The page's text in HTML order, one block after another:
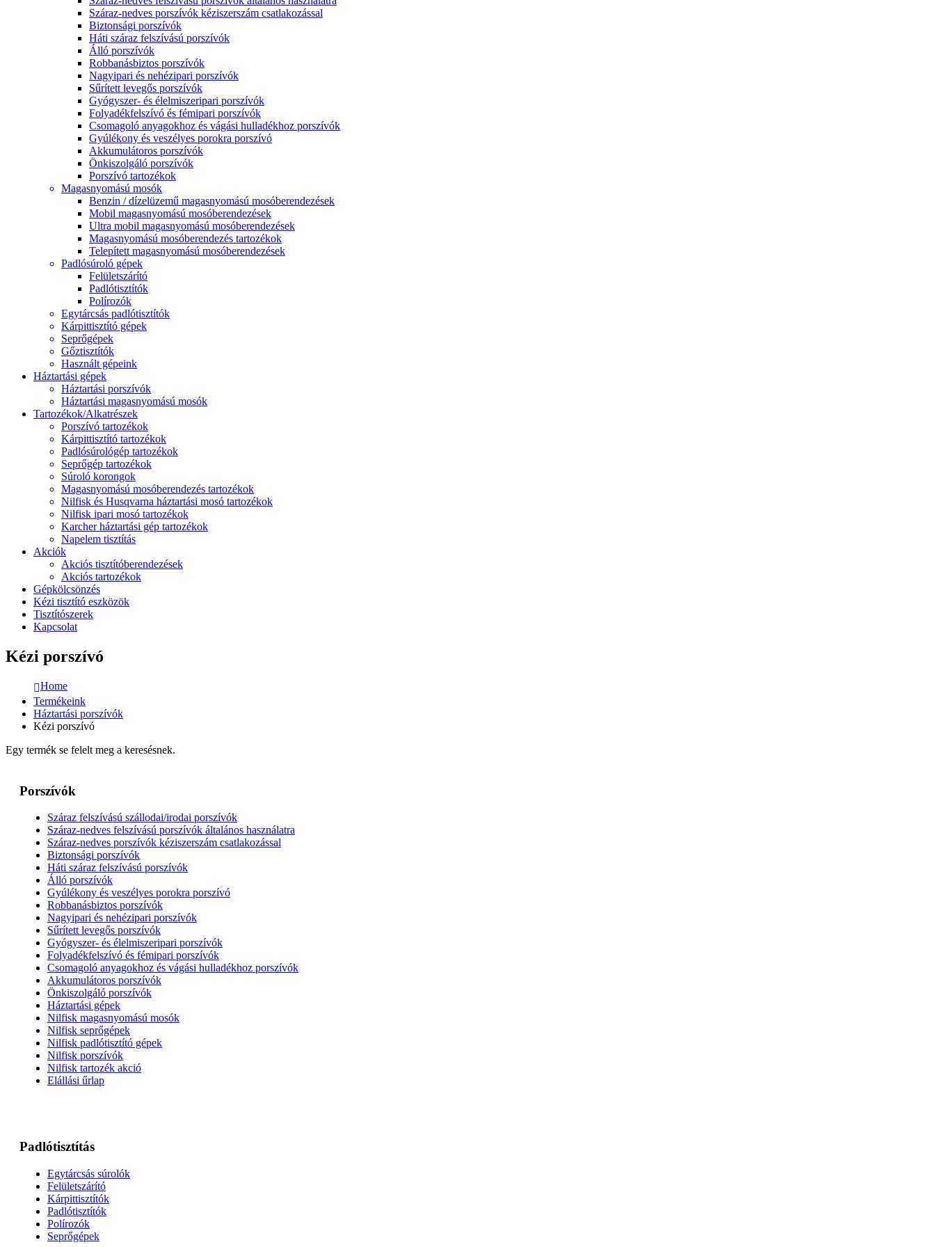
Száraz-nedves porszívók kéziszerszám csatlakozással
Biztonsági porszívók
Háti száraz felszívású porszívók
Álló porszívók
Robbanásbiztos porszívók
Nagyipari és nehézipari porszívók
Sűrített levegős porszívók
Gyógyszer- és élelmiszeripari porszívók
Folyadékfelszívó és fémipari porszívók
Csomagoló anyagokhoz és vágási hulladékhoz porszívók
Gyúlékony és veszélyes porokra porszívó
Akkumulátoros porszívók
Önkiszolgáló porszívók
Porszívó tartozékok
Magasnyomású mosók
Benzin / dízelüzemű magasnyomású mosóberendezések
Mobil magasnyomású mosóberendezések
Ultra mobil magasnyomású mosóberendezések
Magasnyomású mosóberendezés tartozékok
Telepített magasnyomású mosóberendezések
Padlósúroló gépek
Felületszárító
Padlótisztítók
Polírozók
Egytárcsás padlótisztítók
Kárpittisztító gépek
Seprőgépek
Gőztisztítók
Használt gépeink
Háztartási gépek
Háztartási porszívók
Háztartási magasnyomású mosók
Tartozékok/Alkatrészek
Porszívó tartozékok
Kárpittisztító tartozékok
Padlósúrológép tartozékok
Seprőgép tartozékok
Súroló korongok
Magasnyomású mosóberendezés tartozékok
Nilfisk és Husqvarna háztartási mosó tartozékok
Nilfisk ipari mosó tartozékok
Karcher háztartási gép tartozékok
Napelem tisztítás
Akciók
Akciós tisztítóberendezések
Akciós tartozékok
Gépkölcsönzés
Kézi tisztító eszközök
Tisztítószerek
Kapcsolat
Kézi porszívó
Home
Termékeink
Háztartási porszívók
Kézi porszívó
Egy termék se felelt meg a keresésnek.
Porszívók
Száraz felszívású szállodai/irodai porszívók
Száraz-nedves felszívású porszívók általános használatra
Száraz-nedves porszívók kéziszerszám csatlakozással
Biztonsági porszívók
Háti száraz felszívású porszívók
Álló porszívók
Gyúlékony és veszélyes porokra porszívó
Robbanásbiztos porszívók
Nagyipari és nehézipari porszívók
Sűrített levegős porszívók
Gyógyszer- és élelmiszeripari porszívók
Folyadékfelszívó és fémipari porszívók
Csomagoló anyagokhoz és vágási hulladékhoz porszívók
Akkumulátoros porszívók
Önkiszolgáló porszívók
Háztartási gépek
Nilfisk magasnyomású mosók
Nilfisk seprőgépek
Nilfisk padlótisztító gépek
Nilfisk porszívók
Nilfisk tartozék akció
Elállási űrlap
Padlótisztítás
Egytárcsás súrolók
Felületszárító
Kárpittisztítók
Padlótisztítók
Polírozók
Seprőgépek